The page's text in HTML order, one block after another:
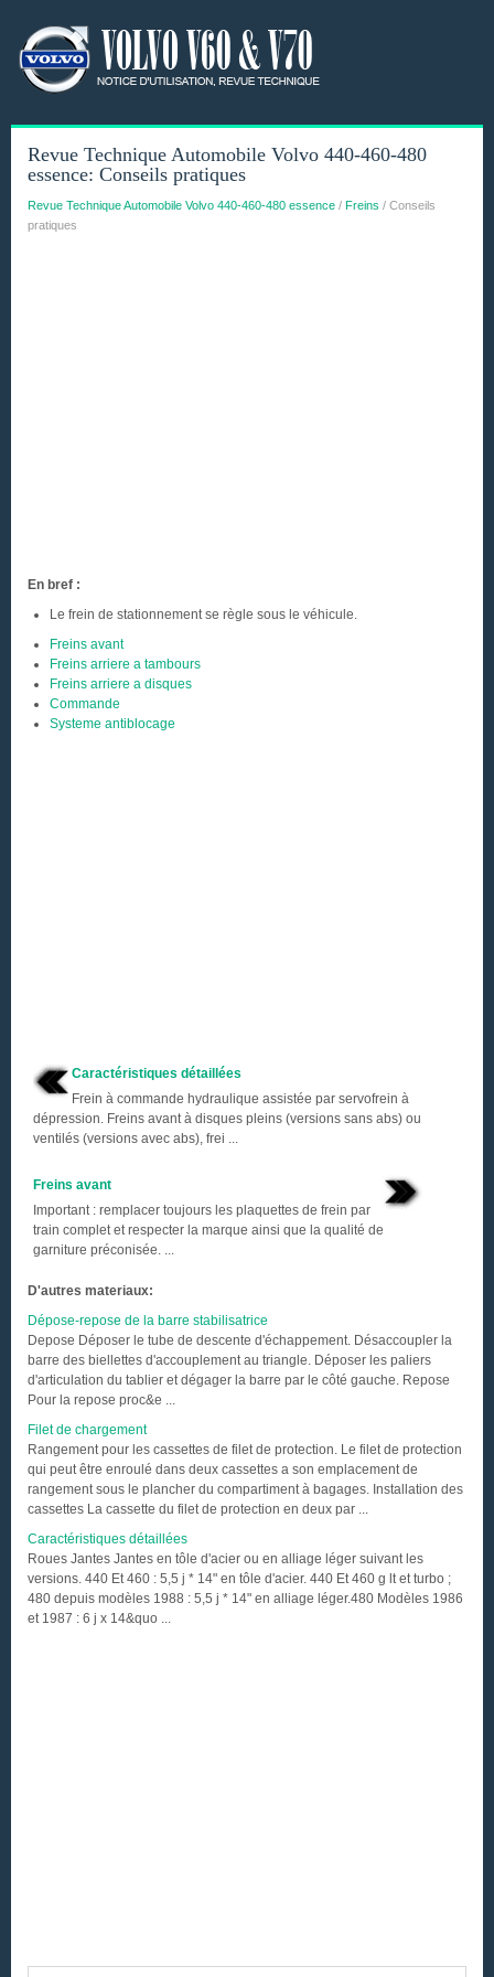
Revue Technique Automobile Volvo 440-460-480
essence: Conseils pratiques
Revue Technique Automobile Volvo 440-460-480 essence / Freins / Conseils
pratiques
En bref :
Le frein de stationnement se règle sous le véhicule.
Freins avant
Freins arriere a tambours
Freins arriere a disques
Commande
Systeme antiblocage
Caractéristiques détaillées
Frein à commande hydraulique assistée par servofrein à
dépression. Freins avant à disques pleins (versions sans abs) ou
ventilés (versions avec abs), frei ...
Freins avant
Important : remplacer toujours les plaquettes de frein par
train complet et respecter la marque ainsi que la qualité de
garniture préconisée. ...
D'autres materiaux:
Dépose-repose de la barre stabilisatrice
Depose Déposer le tube de descente d'échappement. Désaccoupler la
barre des biellettes d'accouplement au triangle. Déposer les paliers
d'articulation du tablier et dégager la barre par le côté gauche. Repose
Pour la repose proc&e ...
Filet de chargement
Rangement pour les cassettes de filet de protection. Le filet de protection
qui peut être enroulé dans deux cassettes a son emplacement de
rangement sous le plancher du compartiment à bagages. Installation des
cassettes La cassette du filet de protection en deux par ...
Caractéristiques détaillées
Roues Jantes Jantes en tôle d'acier ou en alliage léger suivant les
versions. 440 Et 460 : 5,5 j * 14" en tôle d'acier. 440 Et 460 g lt et turbo ;
480 depuis modèles 1988 : 5,5 j * 14" en alliage léger.480 Modèles 1986
et 1987 : 6 j x 14&quo ...